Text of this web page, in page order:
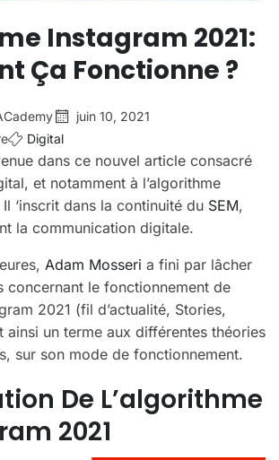
Instagram 2021:
Ça Fonctionne ?
juin 10, 2021
Digital
dans ce nouvel article consacré
et notamment à l’algorithme
‘inscrit dans la continuité du SEM,
la communication digitale.
Adam Mosseri a fini par lâcher
concernant le fonctionnement de
2021 (fil d’actualité, Stories,
ainsi un terme aux différentes théories
sur son mode de fonctionnement.
De L’algorithme
2021